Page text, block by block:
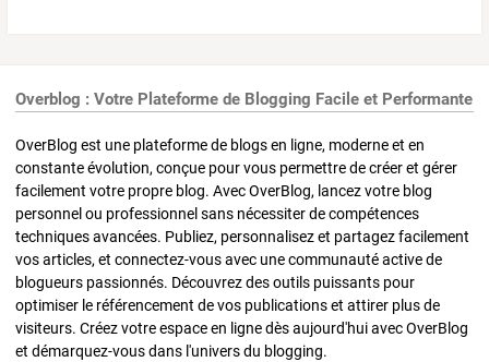
Overblog : Votre Plateforme de Blogging Facile et Performante
OverBlog est une plateforme de blogs en ligne, moderne et en
constante évolution, conçue pour vous permettre de créer et gérer
facilement votre propre blog. Avec OverBlog, lancez votre blog
personnel ou professionnel sans nécessiter de compétences
techniques avancées. Publiez, personnalisez et partagez facilement
vos articles, et connectez-vous avec une communauté active de
blogueurs passionnés. Découvrez des outils puissants pour
optimiser le référencement de vos publications et attirer plus de
visiteurs. Créez votre espace en ligne dès aujourd'hui avec OverBlog
et démarquez-vous dans l'univers du blogging.